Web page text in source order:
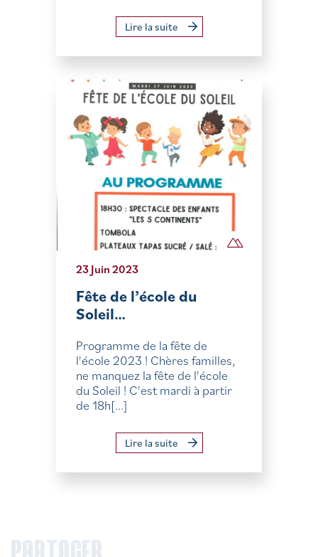
Lire la suite
23 Juin 2023
Fête de l’école du
Soleil…
Programme de la fête de
l'école 2023 ! Chères familles,
ne manquez la fête de l'école
du Soleil ! C'est mardi à partir
de 18h[...]
Lire la suite